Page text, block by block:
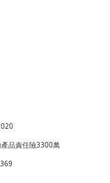
品責任險3300萬